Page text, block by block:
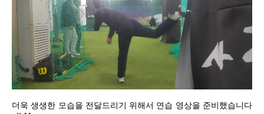
더욱 생생한 모습을 전달드리기 위해서 연습 영상을 준비했습니다